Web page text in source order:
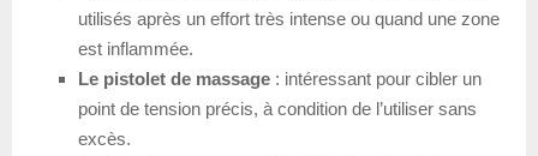
utilisés après un effort très intense ou quand une zone
est inflammée.
Le pistolet de massage : intéressant pour cibler un
point de tension précis, à condition de l’utiliser sans
excès.